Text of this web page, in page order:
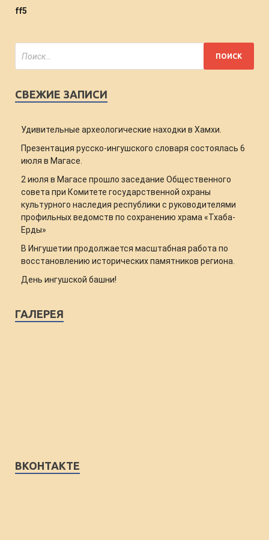
ff5
СВЕЖИЕ ЗАПИСИ
Удивительные археологические находки в Хамхи.
Презентация русско-ингушского словаря состоялась 6
июля в Магасе.
2 июля в Магасе прошло заседание Общественного
совета при Комитете государственной охраны
культурного наследия республики с руководителями
профильных ведомств по сохранению храма «Тхаба-
Ерды»
В Ингушетии продолжается масштабная работа по
восстановлению исторических памятников региона.
День ингушской башни!
ГАЛЕРЕЯ
ВКОНТАКТЕ